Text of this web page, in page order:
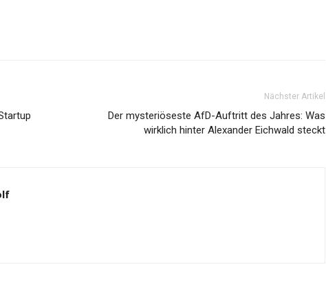
Nächster Artikel
Der mysteriöseste AfD-Auftritt des Jahres: Was
wirklich hinter Alexander Eichwald steckt